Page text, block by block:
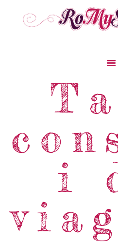
i
Storie Di Viaggio
Cibo Dal Mondo
News & Tips
Chi Siamo
Contatti